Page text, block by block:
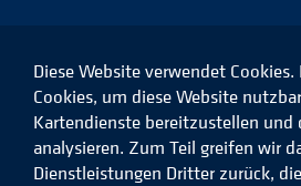
Das
NSI
Facebook
Das
NSI
auf
LinkedIn
Diese Website verwendet
Cookies, um diese Website
Kartendienste bereitzustellen
analysieren. Zum Teil greifen wir
Dienstleistungen Dritter zurück,